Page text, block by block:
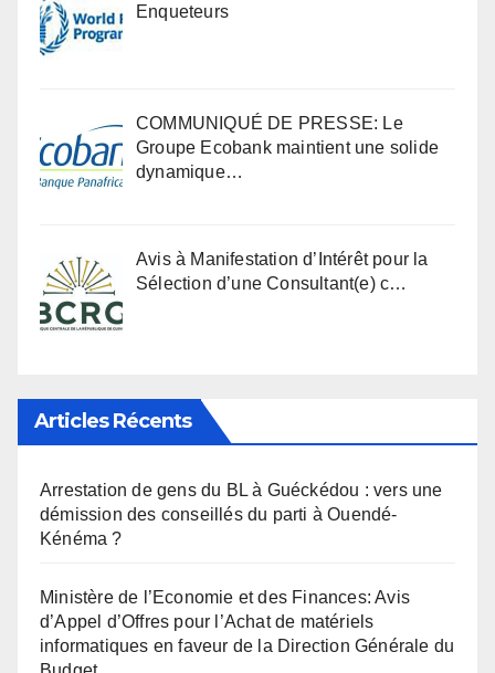
Enqueteurs
COMMUNIQUÉ DE PRESSE: Le
Groupe Ecobank maintient une solide
dynamique…
Avis à Manifestation d’Intérêt pour la
Sélection d’une Consultant(e) c…
Articles Récents
Arrestation de gens du BL à Guéckédou : vers une
démission des conseillés du parti à Ouendé-
Kénéma ?
Ministère de l’Economie et des Finances: Avis
d’Appel d’Offres pour l’Achat de matériels
informatiques en faveur de la Direction Générale du